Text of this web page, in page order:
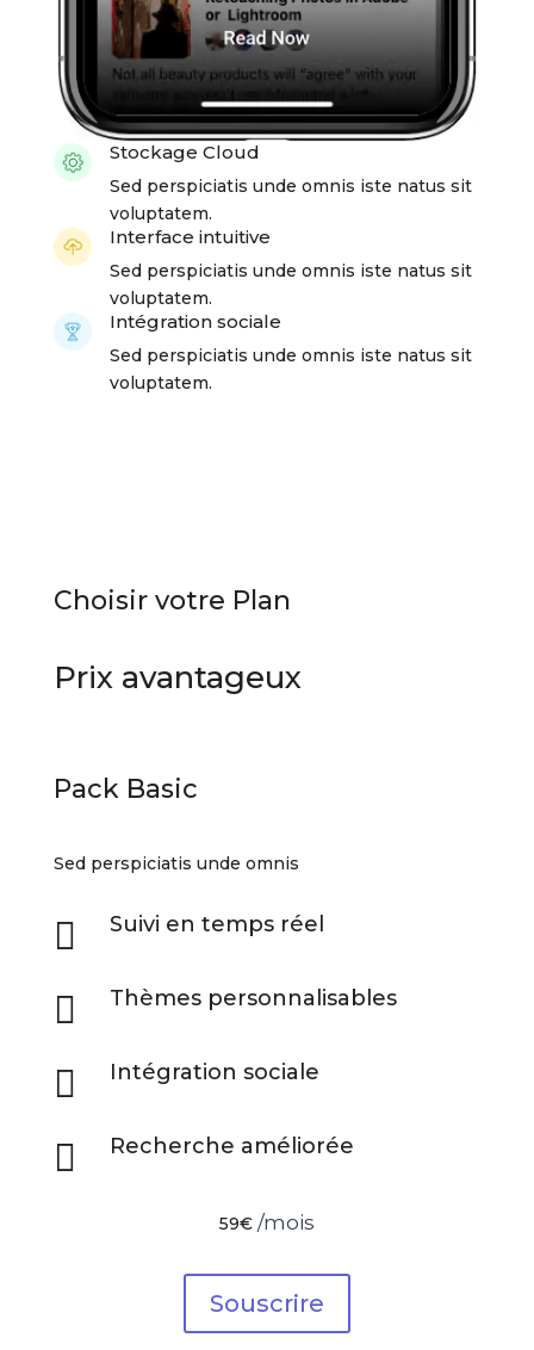
Stockage Cloud
Sed perspiciatis unde omnis iste natus sit
voluptatem.
Interface intuitive
Sed perspiciatis unde omnis iste natus sit
voluptatem.
Intégration sociale
Sed perspiciatis unde omnis iste natus sit
voluptatem.
Choisir votre Plan
Prix avantageux
Pack Basic
Sed perspiciatis unde omnis
 Suivi en temps réel
 Thèmes personnalisables
 Intégration sociale
 Recherche améliorée
59€ /mois
Souscrire